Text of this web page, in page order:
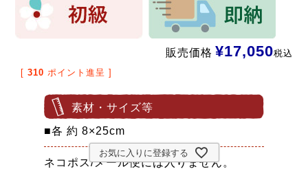
販売価格 ¥17,050税込
[ 310 ポイント進呈 ]
素材・サイズ等
■各 約 8×25cm
ネコポス/メール便には入りません。
お気に入りに登録する